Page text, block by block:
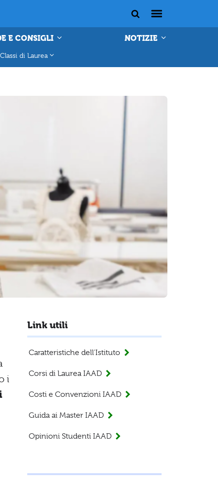
E CONSIGLI NOTIZIE
Classi di Laurea
i
Link utili
Caratteristiche dell'Istituto
Corsi di Laurea IAAD
Costi e Convenzioni IAAD
Guida ai Master IAAD
Opinioni Studenti IAAD